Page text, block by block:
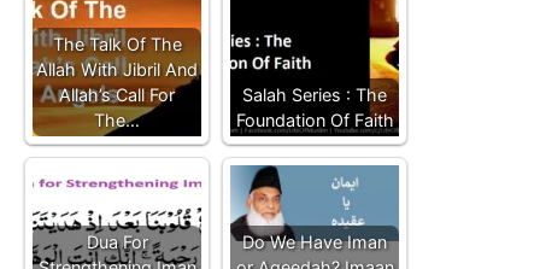
The Talk Of The
Allah With Jibril And
Allah’s Call For
The…
Salah Series : The
Foundation Of Faith
Dua For
Do We Have Iman